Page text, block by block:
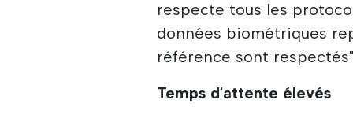
respecte tous les
données biométriques
référence sont
Temps d'attente élevés